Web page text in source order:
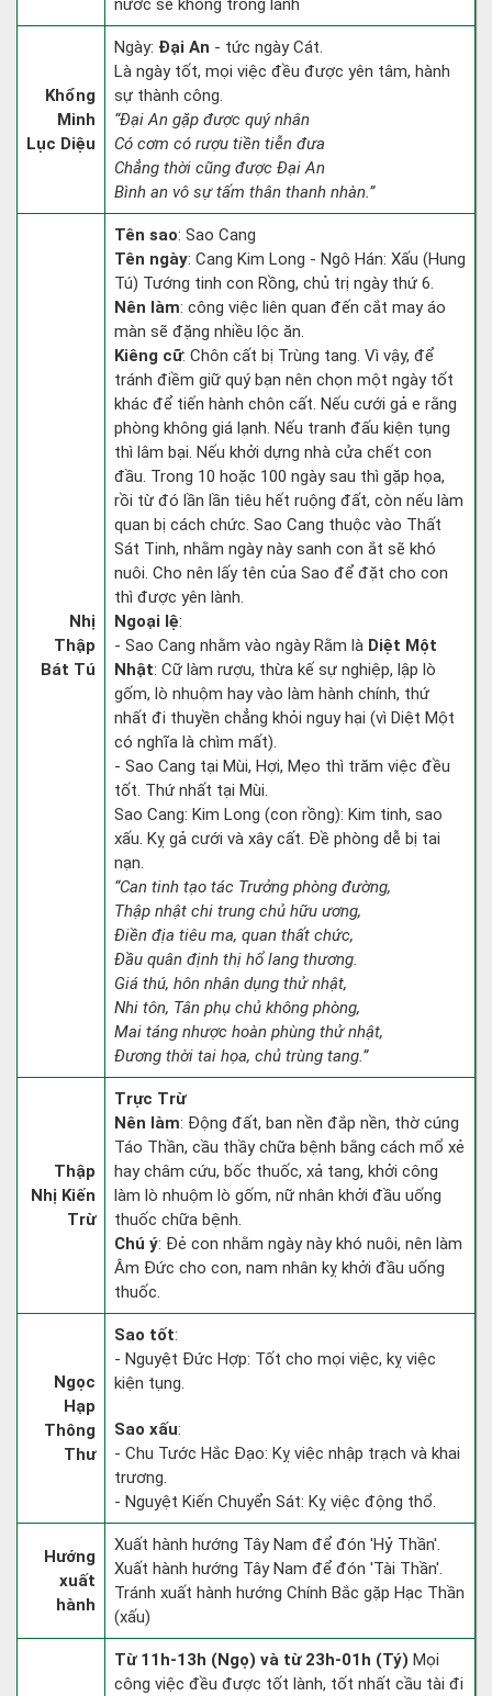
nước sẽ không trong lành
Khổng
Minh
Lục Diệu
Ngày: Đại An - tức ngày Cát.
Là ngày tốt, mọi việc đều được yên tâm, hành
sự thành công.
“Đại An gặp được quý nhân
Có cơm có rượu tiền tiễn đưa
Chẳng thời cũng được Đại An
Bình an vô sự tấm thân thanh nhàn.”
Nhị
Thập
Bát Tú
Tên sao: Sao Cang
Tên ngày: Cang Kim Long - Ngô Hán: Xấu (Hung
Tú) Tướng tinh con Rồng, chủ trị ngày thứ 6.
Nên làm: công việc liên quan đến cắt may áo
màn sẽ đặng nhiều lộc ăn.
Kiêng cữ: Chôn cất bị Trùng tang. Vì vậy, để
tránh điềm giữ quý bạn nên chọn một ngày tốt
khác để tiến hành chôn cất. Nếu cưới gả e rằng
phòng không giá lạnh. Nếu tranh đấu kiện tụng
thì lâm bại. Nếu khởi dựng nhà cửa chết con
đầu. Trong 10 hoặc 100 ngày sau thì gặp họa,
rồi từ đó lần lần tiêu hết ruộng đất, còn nếu làm
quan bị cách chức. Sao Cang thuộc vào Thất
Sát Tinh, nhằm ngày này sanh con ắt sẽ khó
nuôi. Cho nên lấy tên của Sao để đặt cho con
thì được yên lành.
Ngoại lệ:
- Sao Cang nhằm vào ngày Rằm là Diệt Một
Nhật: Cữ làm rượu, thừa kế sự nghiệp, lập lò
gốm, lò nhuộm hay vào làm hành chính, thứ
nhất đi thuyền chẳng khỏi nguy hại (vì Diệt Một
có nghĩa là chìm mất).
- Sao Cang tại Mùi, Hợi, Mẹo thì trăm việc đều
tốt. Thứ nhất tại Mùi.
Sao Cang: Kim Long (con rồng): Kim tinh, sao
xấu. Kỵ gả cưới và xây cất. Đề phòng dễ bị tai
nạn.
“Can tinh tạo tác Trưởng phòng đường,
Thập nhật chi trung chủ hữu ương,
Điền địa tiêu ma, quan thất chức,
Đầu quân định thị hổ lang thương.
Giá thú, hôn nhân dụng thử nhật,
Nhi tôn, Tân phụ chủ không phòng,
Mai táng nhược hoàn phùng thử nhật,
Đương thời tai họa, chủ trùng tang.”
Thập
Nhị Kiến
Trừ
Trực Trừ
Nên làm: Động đất, ban nền đắp nền, thờ cúng
Táo Thần, cầu thầy chữa bệnh bằng cách mổ xẻ
hay châm cứu, bốc thuốc, xả tang, khởi công
làm lò nhuộm lò gốm, nữ nhân khởi đầu uống
thuốc chữa bệnh.
Chú ý: Đẻ con nhằm ngày này khó nuôi, nên làm
Âm Đức cho con, nam nhân kỵ khởi đầu uống
thuốc.
Ngọc
Hạp
Thông
Thư
Sao tốt:
- Nguyệt Đức Hợp: Tốt cho mọi việc, kỵ việc
kiện tụng.
Sao xấu:
- Chu Tước Hắc Đạo: Kỵ việc nhập trạch và khai
trương.
- Nguyệt Kiến Chuyển Sát: Kỵ việc động thổ.
Hướng
xuất
hành
Xuất hành hướng Tây Nam để đón 'Hỷ Thần'.
Xuất hành hướng Tây Nam để đón 'Tài Thần'.
Tránh xuất hành hướng Chính Bắc gặp Hạc Thần
(xấu)
Từ 11h-13h (Ngọ) và từ 23h-01h (Tý) Mọi
công việc đều được tốt lành, tốt nhất cầu tài đi